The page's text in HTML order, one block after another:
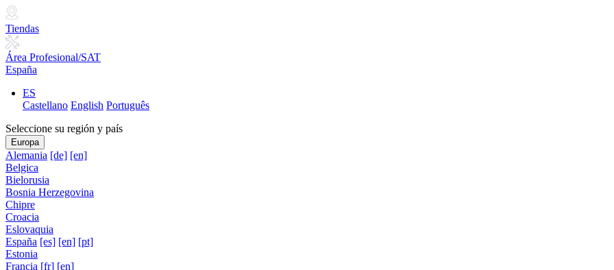
Tiendas
Área Profesional/SAT
España
ES
Castellano English Português
Seleccione su región y país
Europa
Alemania [de] [en]
Belgica
Bielorusia
Bosnia Herzegovina
Chipre
Croacia
Eslovaquia
España [es] [en] [pt]
Estonia
Francia [fr] [en]